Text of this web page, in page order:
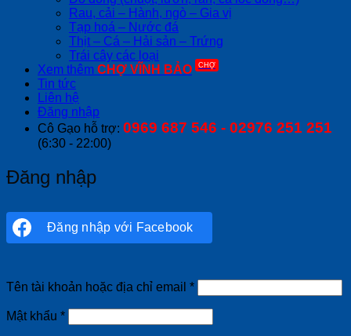
Rau, cải – Hành, ngò – Gia vị
Tạp hoá – Nước đá
Thịt – Cá – Hải sản – Trứng
Trái cây các loại
Xem thêm CHỢ VĨNH BẢO CHỢ
Tin tức
Liên hệ
Đăng nhập
Cô Gạo hỗ trợ: 0969 687 546 - 02976 251 251
(6:30 - 22:00)
Đăng nhập
Đăng nhập với Facebook
Tên tài khoản hoặc địa chỉ email *Bắt
buộc
Mật khẩu *Bắt
buộc